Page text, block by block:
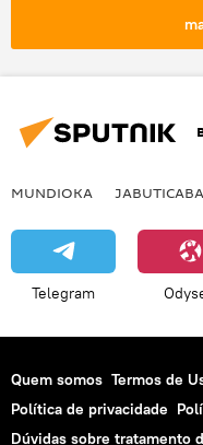
MUNDIOKA
Telegram
Quem somos Termos de
Política de privacidade
Dúvidas sobre tratamento